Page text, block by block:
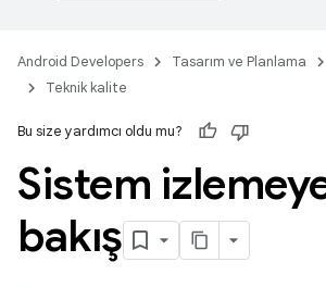
Android Developers Tasarım ve Planlama
Teknik kalite
Bu size yardımcı oldu mu?
Sistem
bakış